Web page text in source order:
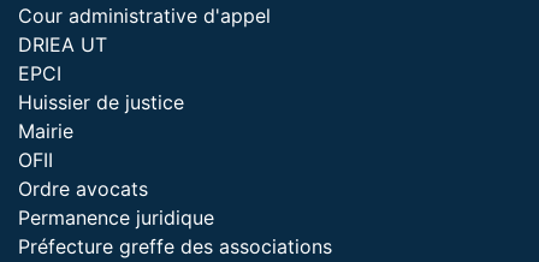
Cour administrative d'appel
DRIEA UT
EPCI
Huissier de justice
Mairie
OFII
Ordre avocats
Permanence juridique
Préfecture greffe des associations